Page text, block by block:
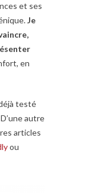
et ses
Je
en
testé
autre
articles
ou